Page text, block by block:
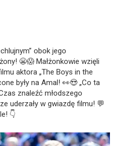
obok jego
😬😱 Małżonkowie wzięli
aktora „The Boys in the
były na Amal! 👀😍 „Co ta
znaleźć młodszego
uderzały w gwiazdę filmu! 💬
👇